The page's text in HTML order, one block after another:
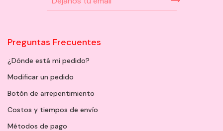
Preguntas Frecuentes
¿Dónde está mi pedido?
Modificar un pedido
Botón de arrepentimiento
Costos y tiempos de envío
Métodos de pago